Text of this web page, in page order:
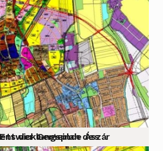
Verwaltungsgebiets der Gemeinde Ászár